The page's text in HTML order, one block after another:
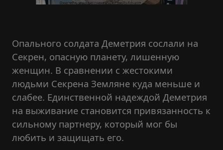
Опального солдата Деметрия сослали на
Секрен, опасную планету, лишенную
женщин. В сравнении с жестокими
людьми Секрена Земляне куда меньше и
слабее. Единственной надеждой Деметрия
на выживание становится привязанность к
сильному партнеру, который мог бы
любить и защищать его.